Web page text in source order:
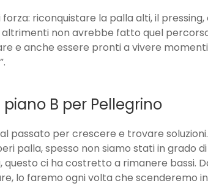
riconquistare la palla alti, il
altrimenti non avrebbe fatto quel
e anche essere pronti a vivere
B per Pellegrino
passato per crescere e trovare
palla, spesso non siamo stati in grado
questo ci ha costretto a rimanere bassi.
lo faremo ogni volta che scenderemo